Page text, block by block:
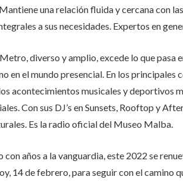
una relación fluida y cercana con
a sus necesidades. Expertos en
diverso y amplio, excede lo que pasa
en el mundo presencial. En los principales
acontecimientos musicales y deportivos
Con sus DJ’s en Sunsets, Rooftop y
Es la radio oficial del Museo Malba.
con años a la vanguardia, este 2022 se
14 de febrero, para seguir con el camino